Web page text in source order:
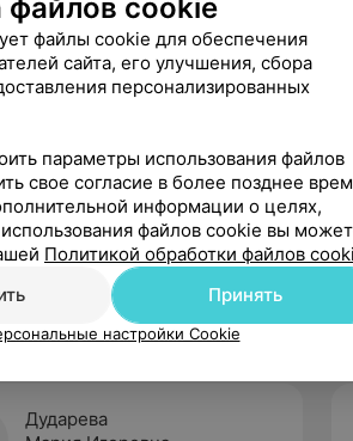
Рекомендую
Дударева
файлов cookie
файлы cookie для обеспечения
сайта, его улучшения, сбора
персонализированных
параметры использования файлов
свое согласие в более позднее
информации о целях,
файлов cookie вы
Политикой обработки файлов
Принять
настройки Cookie